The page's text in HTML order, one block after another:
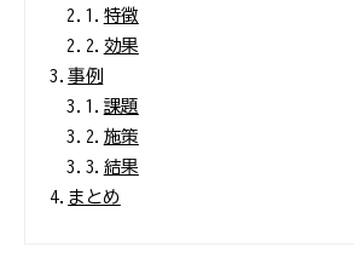
2.1. 特徴
2.2. 効果
3.事例
3.1. 課題
3.2. 施策
3.3. 結果
4. まとめ